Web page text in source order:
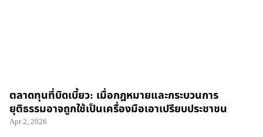
ตลาดทุนที่บิดเบี้ยว: เมื่อกฎหมายและกระบวนการ
ยุติธรรมอาจถูกใช้เป็นเครื่องมือเอาเปรียบประชาชน
Apr 2, 2026